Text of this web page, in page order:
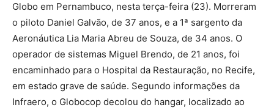
Globo em Pernambuco, nesta terça-feira (23). Morreram
o piloto Daniel Galvão, de 37 anos, e a 1ª sargento da
Aeronáutica Lia Maria Abreu de Souza, de 34 anos. O
operador de sistemas Miguel Brendo, de 21 anos, foi
encaminhado para o Hospital da Restauração, no Recife,
em estado grave de saúde. Segundo informações da
Infraero, o Globocop decolou do hangar, localizado ao